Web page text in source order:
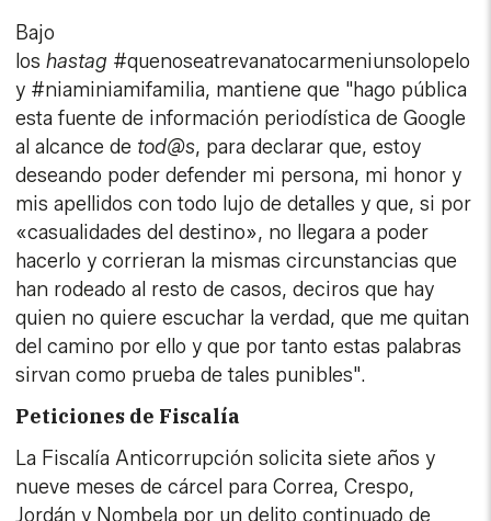
Bajo
loshastag #quenoseatrevanatocarmeniunsolopelo
y #niaminiamifamilia, mantiene que "hago pública
esta fuente de información periodística de Google
al alcance de tod@s, para declarar que, estoy
deseando poder defender mi persona, mi honor y
mis apellidos con todo lujo de detalles y que, si por
«casualidades del destino», no llegara a poder
hacerlo y corrieran la mismas circunstancias que
han rodeado al resto de casos, deciros que hay
quien no quiere escuchar la verdad, que me quitan
del camino por ello y que por tanto estas palabras
sirvan como prueba de tales punibles".
Peticiones de Fiscalía
La Fiscalía Anticorrupción solicita siete años y
nueve meses de cárcel para Correa, Crespo,
Jordán y Nombela por un delito continuado de